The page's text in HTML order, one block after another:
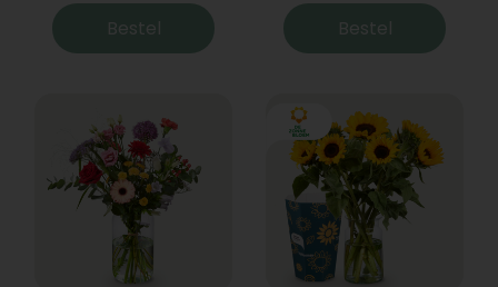
Bestel Bestel